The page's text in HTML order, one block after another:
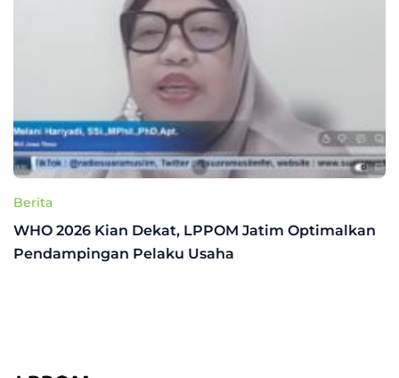
Berita
WHO 2026 Kian Dekat, LPPOM Jatim Optimalkan
Pendampingan Pelaku Usaha